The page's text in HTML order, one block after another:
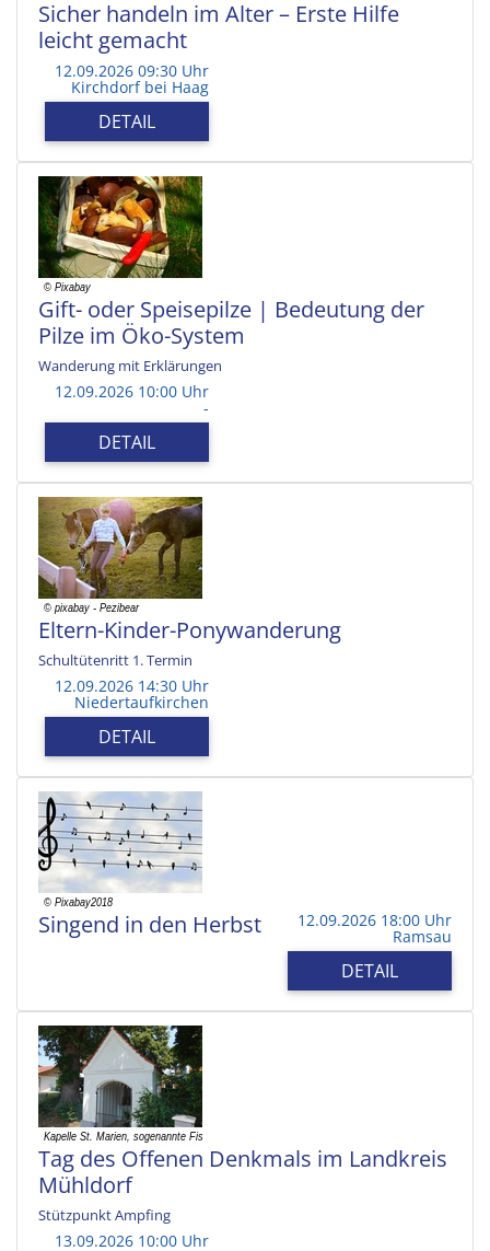
Sicher handeln im Alter – Erste Hilfe
leicht gemacht
12.09.2026 09:30 Uhr
Kirchdorf bei Haag
DETAIL
Gift- oder Speisepilze | Bedeutung der
Pilze im Öko-System
Wanderung mit Erklärungen
12.09.2026 10:00 Uhr
-
DETAIL
Eltern-Kinder-Ponywanderung
Schultütenritt 1. Termin
12.09.2026 14:30 Uhr
Niedertaufkirchen
DETAIL
Singend in den Herbst 12.09.2026 18:00 Uhr
Ramsau
DETAIL
Tag des Offenen Denkmals im Landkreis
Mühldorf
Stützpunkt Ampfing
13.09.2026 10:00 Uhr